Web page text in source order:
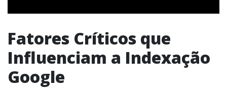
Fatores Críticos que
Influenciam a Indexação
Google